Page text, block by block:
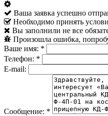
Ваша заявка успешно
Необходимо принять
Вы заполнили не все
Произошла ошибка,
Ваше имя: *
Телефон: *
E-mail:
Сообщение: *